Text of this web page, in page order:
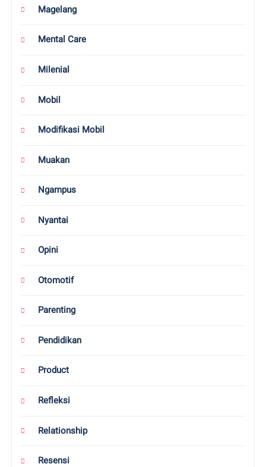
Magelang
Mental Care
Milenial
Mobil
Modifikasi Mobil
Muakan
Ngampus
Nyantai
Opini
Otomotif
Parenting
Pendidikan
Product
Refleksi
Relationship
Resensi